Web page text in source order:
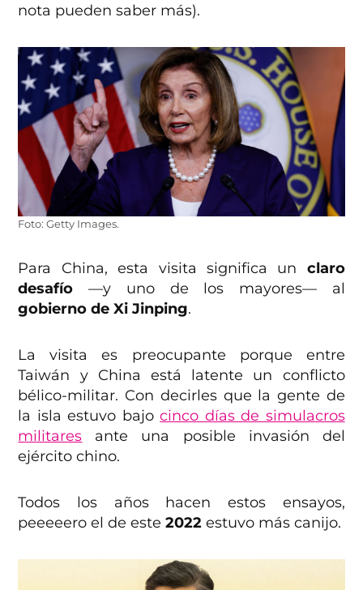
nota pueden saber más).
Foto: Getty Images.
Para China, esta visita significa un claro
desafío—y uno de los mayores— al
gobierno de Xi Jinping.
La visita es preocupante porque entre
Taiwán y China está latente un conflicto
bélico-militar. Con decirles que la gente de
la isla estuvo bajocinco días de simulacros
militares ante una posible invasión del
ejército chino.
Todos los años hacen estos ensayos,
peeeeero el de este 2022 estuvo más canijo.